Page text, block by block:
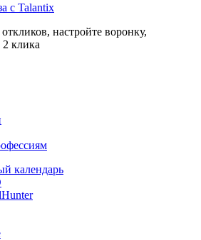
с Talantix
настройте воронку,
2 клика
календарь